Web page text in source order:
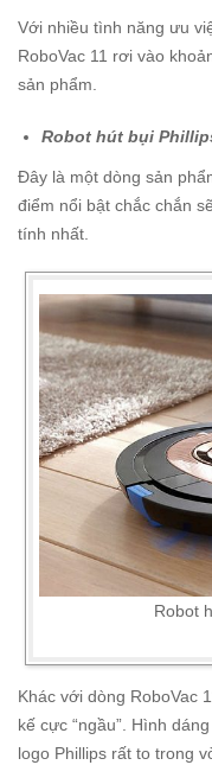
Với nhiều tình năng ưu
RoboVac 11 rơi vào
sản phẩm.
Robot hút bụi
Đây là một dòng sản
điểm nổi bật chắc chắn
tính nhất.
Robot
Khác với dòng RoboVac
kế cực “ngầu”. Hình
logo Phillips rất to trong